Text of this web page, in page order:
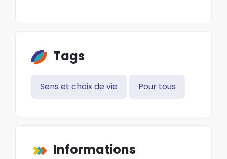
Tags
Sens et choix de vie Pour tous
Informations